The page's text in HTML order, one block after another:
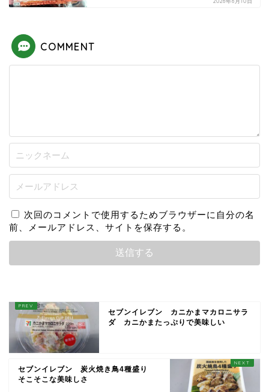
COMMENT
次回のコメントで使用するためブラウザーに自分の名
前、メールアドレス、サイトを保存する。
セブンイレブン カニかまマカロニサラ
ダ カニかまたっぷりで美味しい
セブンイレブン 炭火焼き鳥4種盛り
そこそこな美味しさ